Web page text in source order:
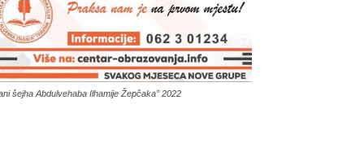
šejha Abdulvehaba Ilhamije Žepčaka” 2022